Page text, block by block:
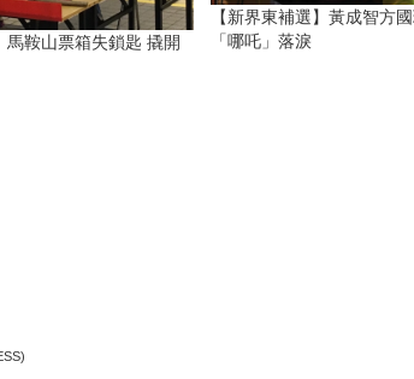
馬鞍山票箱失鎖匙 撬開
【新界東補選】黃成智方
「哪吒」落淚